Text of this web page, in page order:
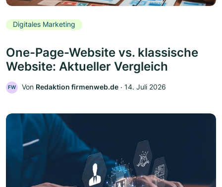
Digitales Marketing
One-Page-Website vs. klassische
Website: Aktueller Vergleich
FW Von Redaktion firmenweb.de ‧ 14. Juli 2026